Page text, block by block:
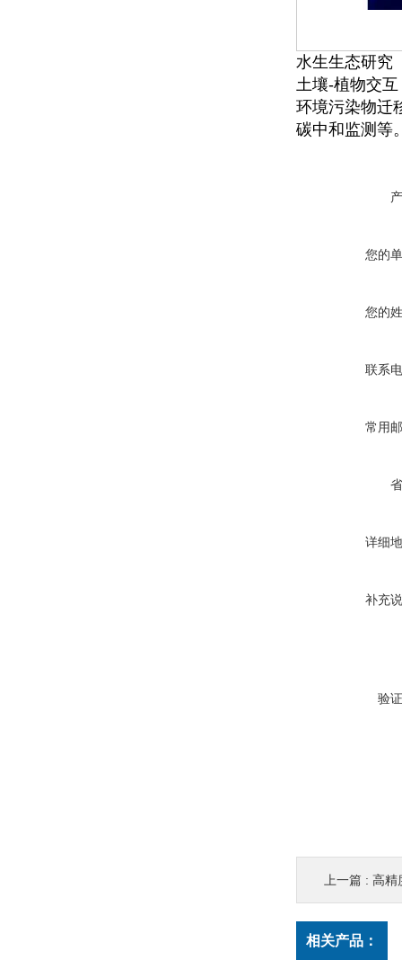
水生生态研究
土壤-植物交互
环境污染物迁
碳中和监测等
您的
您的
联系
常用
详细
补充
验
上一篇 : 高精
相关产品：